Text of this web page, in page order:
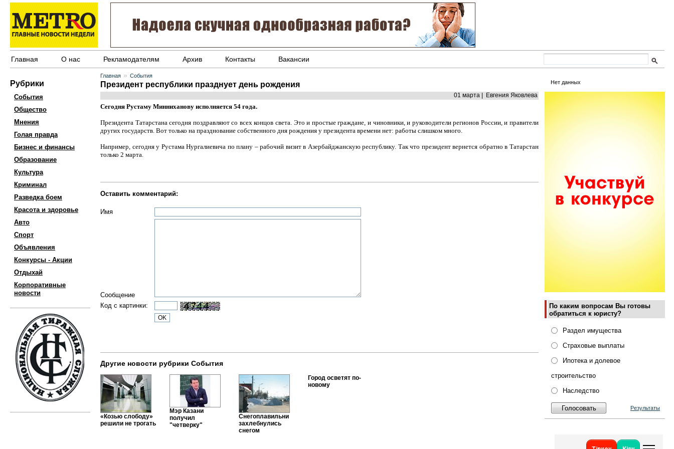
Главная О нас Рекламодателям Архив Контакты Вакансии
Рубрики
События
Общество
Мнения
Голая правда
Бизнес и финансы
Образование
Культура
Криминал
Разведка боем
Красота и здоровье
Авто
Спорт
Объявления
Конкурсы - Акции
Отдыхай
Корпоративные
новости
Нет данных
По каким вопросам Вы готовы
обратиться к юристу?
Раздел имущества
Страховые выплаты
Ипотека и долевое
строительство
Наследство
Результаты
Главная » События
Президент республики празднует день рождения
01 марта | Евгения Яковлева
Сегодня Рустаму Минниханову исполняется 54 года.
Президента Татарстана сегодня поздравляют со всех концов света. Это и простые граждане, и чиновники, и руководители регионов России, и правители
других государств. Вот только на празднование собственного дня рождения у президента времени нет: работы слишком много.
Например, сегодня у Рустама Нургалиевича по плану – рабочий визит в Азербайджанскую республику. Так что президент вернется обратно в Татарстан
только 2 марта.
Оставить комментарий:
Имя
Сообщение
Код с картинки:
Другие новости рубрики События
«Козью слободу»
решили не трогать
Мэр Казани
получил
"четверку"
Снегоплавильни
захлебнулись
снегом
Город осветят по-
новому